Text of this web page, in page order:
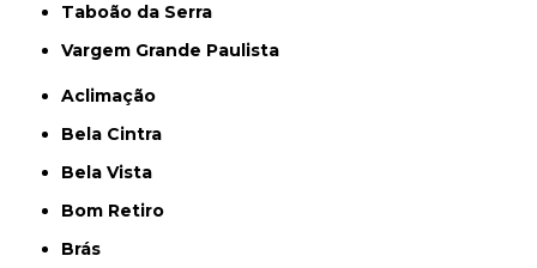
Taboão da Serra
Vargem Grande Paulista
Aclimação
Bela Cintra
Bela Vista
Bom Retiro
Brás